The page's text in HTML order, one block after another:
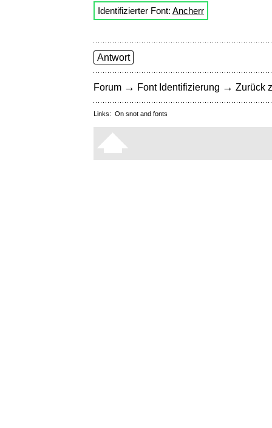
Identifizierter Font: Ancherr
Antwort
Forum → Font Identifizierung → Zurück
Links: On snot and fonts